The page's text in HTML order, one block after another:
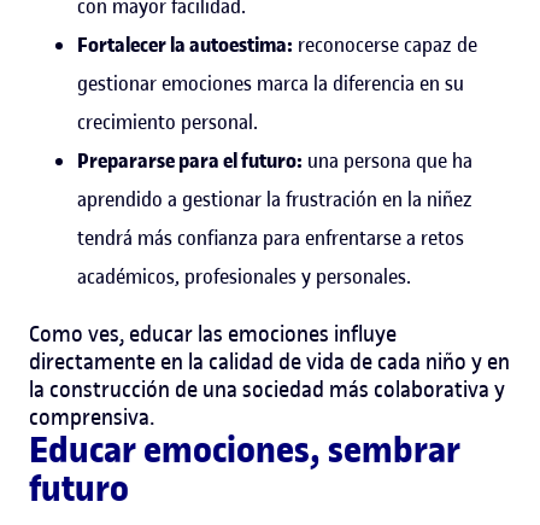
con mayor facilidad.
Fortalecer la autoestima: reconocerse capaz de
gestionar emociones marca la diferencia en su
crecimiento personal.
Prepararse para el futuro: una persona que ha
aprendido a gestionar la frustración en la niñez
tendrá más confianza para enfrentarse a retos
académicos, profesionales y personales.
Como ves, educar las emociones influye
directamente en la calidad de vida de cada niño y en
la construcción de una sociedad más colaborativa y
comprensiva.
Educar emociones, sembrar
futuro